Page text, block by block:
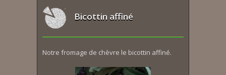
Bicottin affiné
Notre fromage de chèvre le bicottin affiné.